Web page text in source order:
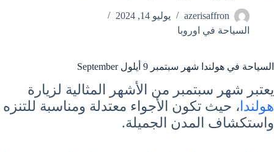
azerisaffron
يوليو 14, 2024
السياحة في اوروبا
السياحة في هولندا شهر سبتمبر 9 أيلول September
يعتبر شهر سبتمبر من الأشهر المثالية لزيارة
هولندا ، حيث تكون الأجواء معتدلة ومناسبة للتنزه
واستكشاف المدن الجميلة.